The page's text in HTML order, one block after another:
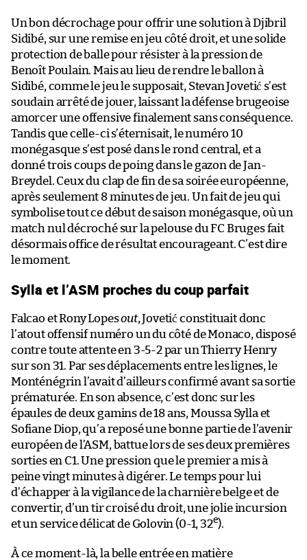
Un bon décrochage pour offrir une solution à Djibril
Sidibé, sur une remise en jeu côté droit, et une solide
protection de balle pour résister à la pression de
Benoît Poulain. Mais au lieu de rendre le ballon à
Sidibé, comme le jeu le supposait, Stevan Jovetić s’est
soudain arrêté de jouer, laissant la défense brugeoise
amorcer une offensive finalement sans conséquence.
Tandis que celle-ci s’éternisait, le numéro 10
monégasque s’est posé dans le rond central, et a
donné trois coups de poing dans le gazon de Jan-
Breydel. Ceux du clap de fin de sa soirée européenne,
après seulement 8 minutes de jeu. Un fait de jeu qui
symbolise tout ce début de saison monégasque, où un
match nul décroché sur la pelouse du FC Bruges fait
désormais office de résultat encourageant. C’est dire
le moment.
Sylla et l’ASM proches du coup parfait
Falcao et Rony Lopesout, Jovetić constituait donc
l’atout offensif numéro un du côté de Monaco, disposé
contre toute attente en 3-5-2 par un Thierry Henry
sur son 31. Par ses déplacements entre les lignes, le
Monténégrin l’avait d’ailleurs confirmé avant sa sortie
prématurée. En son absence, c’est donc sur les
épaules de deux gamins de 18 ans, Moussa Sylla et
Sofiane Diop, qu’a reposé une bonne partie de l’avenir
européen de l’ASM, battue lors de ses deux premières
sorties en C1. Une pression que le premier a mis à
peine vingt minutes à digérer. Le temps pour lui
d’échapper à la vigilance de la charnière belge et de
convertir, d’un tir croisé du droit, une jolie incursion
et un service délicat de Golovin (0-1, 32e).
À ce moment-là, la belle entrée en matière